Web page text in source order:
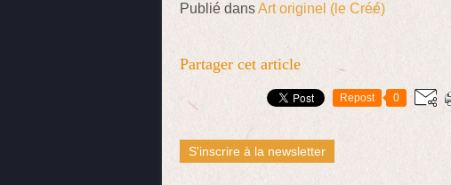
Publié dansArt originel (le Créé)
Partager cet article
Repost 0
S'inscrire à la newsletter